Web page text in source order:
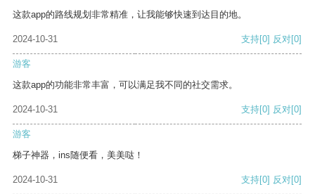
这款app的路线规划非常精准，让我能够快速到达目的地。
2024-10-31 支持[0] 反对[0]
游客
这款app的功能非常丰富，可以满足我不同的社交需求。
2024-10-31 支持[0] 反对[0]
游客
梯子神器，ins随便看，美美哒！
2024-10-31 支持[0] 反对[0]